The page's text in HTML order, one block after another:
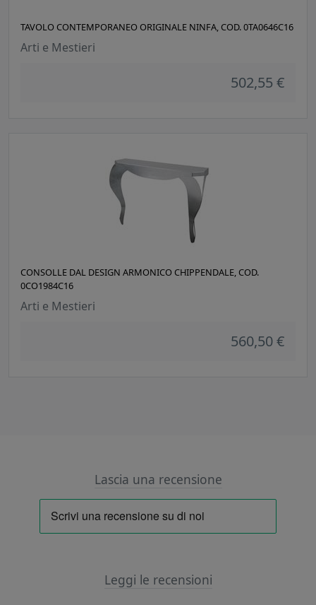
TAVOLO CONTEMPORANEO ORIGINALE NINFA, COD. 0TA0646C16
Arti e Mestieri
502,55 €
CONSOLLE DAL DESIGN ARMONICO CHIPPENDALE, COD.
0CO1984C16
Arti e Mestieri
560,50 €
Lascia una recensione
Leggi le recensioni